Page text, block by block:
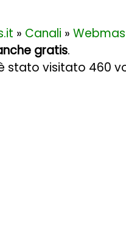
» Canali »
gratis.
stato visitato 460